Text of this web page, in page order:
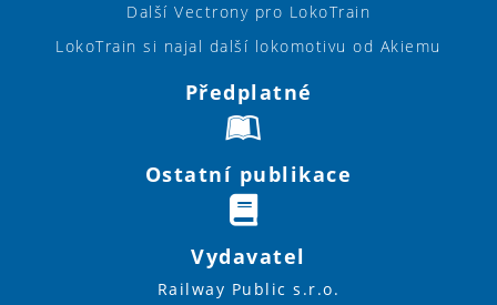
Další Vectrony pro LokoTrain
LokoTrain si najal další lokomotivu od Akiemu
Předplatné
Ostatní publikace
Vydavatel
Railway Public s.r.o.